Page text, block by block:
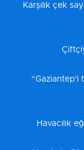
Karşılık çek
“Gaziantep'i
Havacılık